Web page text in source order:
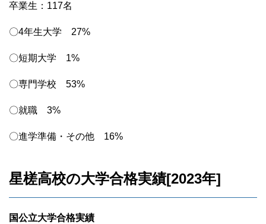
卒業生：117名
〇4年生大学 27%
〇短期大学 1%
〇専門学校 53%
〇就職 3%
〇進学準備・その他 16%
星槎高校の大学合格実績[2023年]
国公立大学合格実績